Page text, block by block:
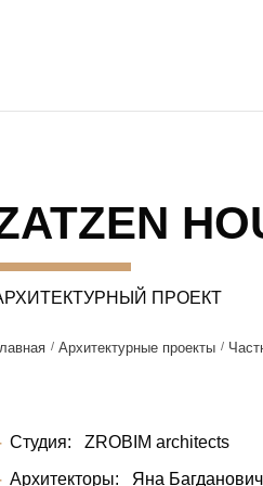
ПРОЕКТ
Архитектурные проекты
Студия: ZROBIM architects
Архитекторы: Яна Багданович